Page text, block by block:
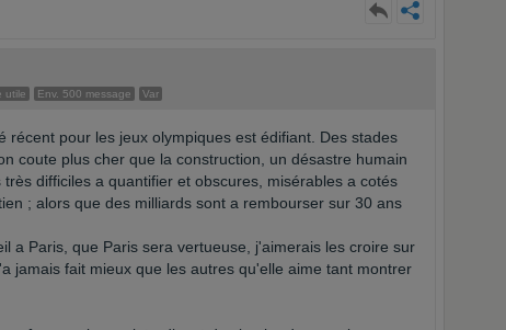
utile Env. 500 message Var
récent pour les jeux olympiques est édifiant. Des stades
coute plus cher que la construction, un désastre humain
difficiles a quantifier et obscures, misérables a cotés
; alors que des milliards sont a rembourser sur 30 ans
a Paris, que Paris sera vertueuse, j'aimerais les croire sur
jamais fait mieux que les autres qu'elle aime tant montrer